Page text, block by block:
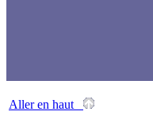
Aller en haut